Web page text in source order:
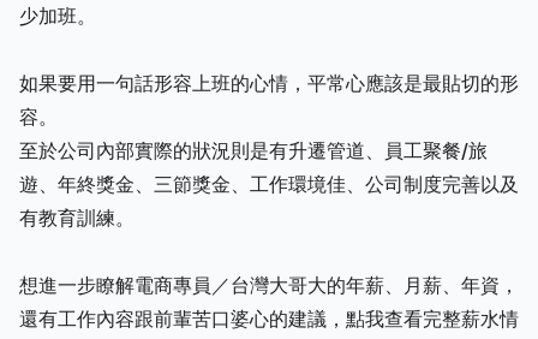
少加班。
如果要用一句話形容上班的心情，平常心應該是最貼切的形
容。
至於公司內部實際的狀況則是有升遷管道、員工聚餐/旅
遊、年終獎金、三節獎金、工作環境佳、公司制度完善以及
有教育訓練。
想進一步瞭解電商專員／台灣大哥大的年薪、月薪、年資，
還有工作內容跟前輩苦口婆心的建議，點我查看完整薪水情